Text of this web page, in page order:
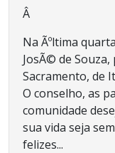
Â
Na Ãºltima
JosÃ© de Souza,
Sacramento, de
O conselho, as
comunidade
sua vida seja
felizes...